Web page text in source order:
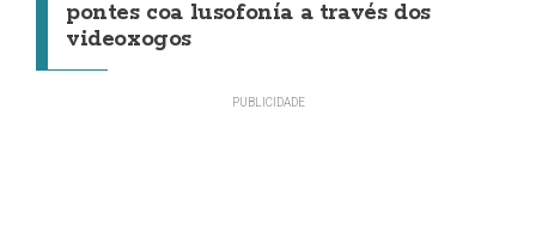
pontes coa lusofonía a través dos
videoxogos